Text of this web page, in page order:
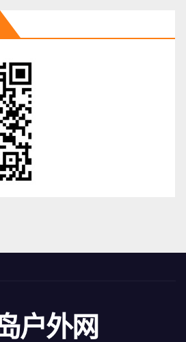
户外网